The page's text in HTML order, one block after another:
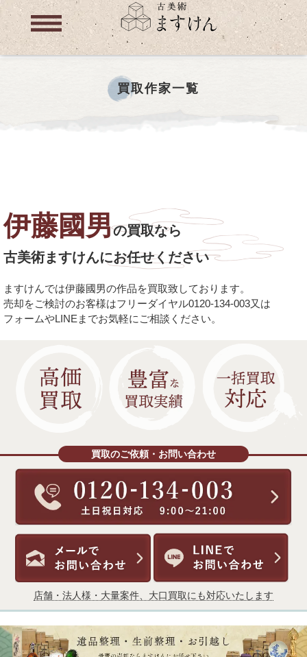
買取作家一覧
伊藤國男の買取なら
古美術ますけんにお任せください
ますけんでは伊藤國男の作品を買取致しております。
売却をご検討のお客様はフリーダイヤル0120-134-003又は
フォームやLINEまでお気軽にご相談ください。
買取のご依頼・お問い合わせ
店舗・法人様・大量案件、大口買取にも対応いたします